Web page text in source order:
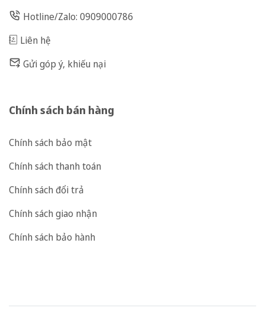
Hotline/Zalo: 0909000786
Liên hệ
Gửi góp ý, khiếu nại
Chính sách bán hàng
Chính sách bảo mật
Chính sách thanh toán
Chính sách đổi trả
Chính sách giao nhận
Chính sách bảo hành